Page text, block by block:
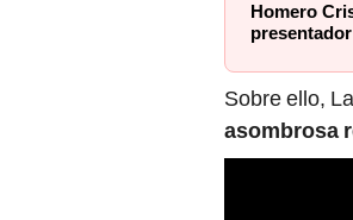
Homero
Sobre ello,
asombrosa